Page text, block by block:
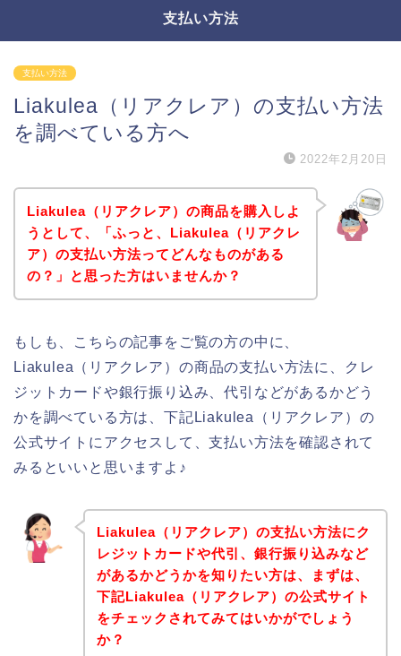
支払い方法
支払い方法
Liakulea（リアクレア）の支払い方法
を調べている方へ
2022年2月20日
Liakulea（リアクレア）の商品を購入しよ
うとして、「ふっと、Liakulea（リアクレ
ア）の支払い方法ってどんなものがある
の？」と思った方はいませんか？
もしも、こちらの記事をご覧の方の中に、
Liakulea（リアクレア）の商品の支払い方法に、クレ
ジットカードや銀行振り込み、代引などがあるかどう
かを調べている方は、下記Liakulea（リアクレア）の
公式サイトにアクセスして、支払い方法を確認されて
みるといいと思いますよ♪
Liakulea（リアクレア）の支払い方法にク
レジットカードや代引、銀行振り込みなど
があるかどうかを知りたい方は、まずは、
下記Liakulea（リアクレア）の公式サイト
をチェックされてみてはいかがでしょう
か？